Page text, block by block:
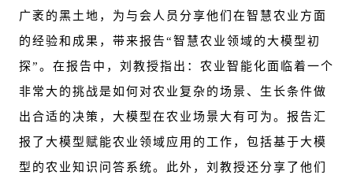
广袤的黑土地，为与会人员分享他们在智慧农业方面
的经验和成果，带来报告“智慧农业领域的大模型初
探”。在报告中，刘教授指出：农业智能化面临着一个
非常大的挑战是如何对农业复杂的场景、生长条件做
出合适的决策，大模型在农业场景大有可为。报告汇
报了大模型赋能农业领域应用的工作，包括基于大模
型的农业知识问答系统。此外，刘教授还分享了他们